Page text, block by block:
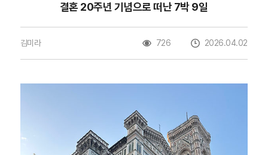
결혼 20주년 기념으로 떠난 7박 9일
김미라 726 2026.04.02